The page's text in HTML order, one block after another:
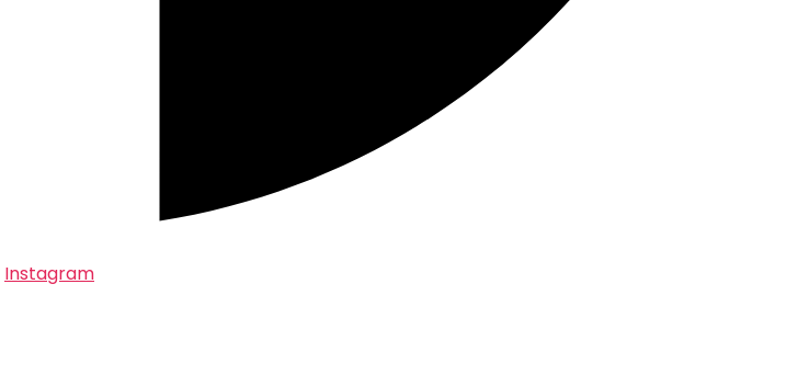
Instagram